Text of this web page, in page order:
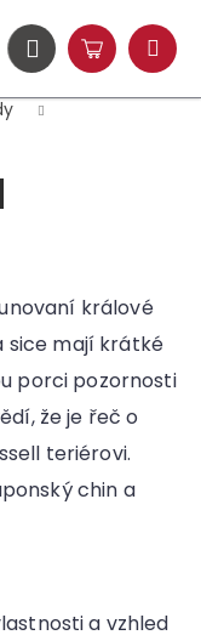
Přihlášení
Nákupní
košík
Menu
králové
sice mají krátké
porci pozornosti
že je řeč o
teriérovi.
chin a
a vzhled